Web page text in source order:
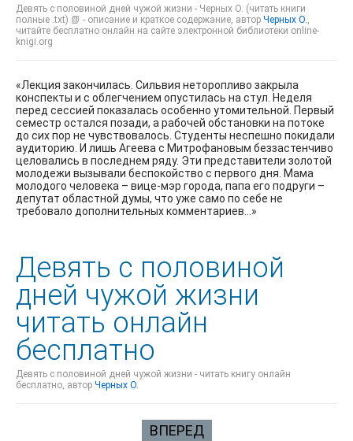
Девять с половиной дней чужой жизни - Черных О. (читать книги
полные .txt) 📗 - описание и краткое содержание, автор Черных О.,
читайте бесплатно онлайн на сайте электронной библиотеки online-
knigi.org
«Лекция закончилась. Сильвия неторопливо закрыла
конспекты и с облегчением опустилась на стул. Неделя
перед сессией показалась особенно утомительной. Первый
семестр остался позади, а рабочей обстановки на потоке
до сих пор не чувствовалось. Студенты неспешно покидали
аудиторию. И лишь Агеева с Митрофановым беззастенчиво
целовались в последнем ряду. Эти представители золотой
молодежи вызывали беспокойство с первого дня. Мама
молодого человека – вице-мэр города, папа его подруги –
депутат областной думы, что уже само по себе не
требовало дополнительных комментариев…»
Девять с половиной
дней чужой жизни
читать онлайн
бесплатно
Девять с половиной дней чужой жизни - читать книгу онлайн
бесплатно, автор Черных О.
ВПЕРЕД